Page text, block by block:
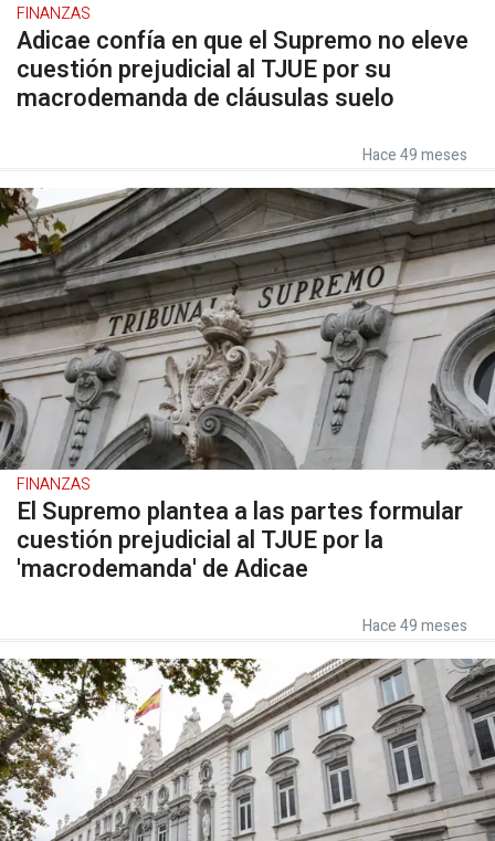
FINANZAS
Adicae confía en que el Supremo no eleve
cuestión prejudicial al TJUE por su
macrodemanda de cláusulas suelo
Hace 49 meses
FINANZAS
El Supremo plantea a las partes formular
cuestión prejudicial al TJUE por la
'macrodemanda' de Adicae
Hace 49 meses